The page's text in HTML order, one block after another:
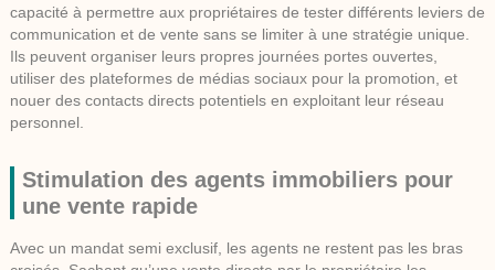
capacité à permettre aux propriétaires de tester différents leviers de
communication et de vente sans se limiter à une stratégie unique.
Ils peuvent organiser leurs propres journées portes ouvertes,
utiliser des plateformes de médias sociaux pour la promotion, et
nouer des contacts directs potentiels en exploitant leur réseau
personnel.
Stimulation des agents immobiliers pour
une vente rapide
Avec un mandat semi exclusif, les agents ne restent pas les bras